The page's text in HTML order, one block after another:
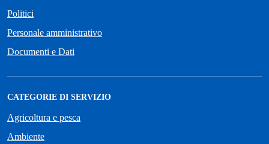
Politici
Personale amministrativo
Documenti e Dati
CATEGORIE DI SERVIZIO
Agricoltura e pesca
Ambiente